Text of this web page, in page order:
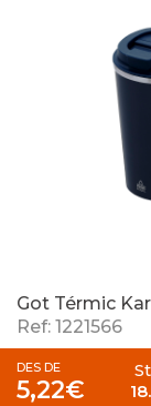
Got Térmic
Ref: 1221566
DES DE
5,22€